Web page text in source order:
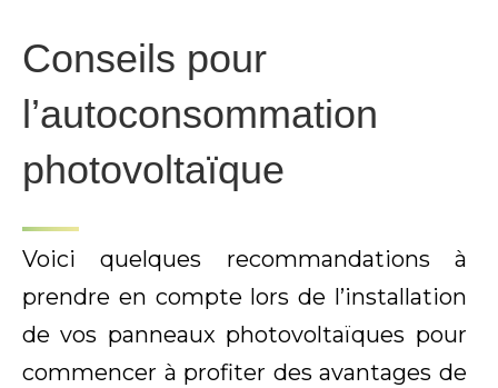
Conseils pour
l’autoconsommation
photovoltaïque
Voici quelques recommandations à
prendre en compte lors de l’installation
de vos panneaux photovoltaïques pour
commencer à profiter des avantages de